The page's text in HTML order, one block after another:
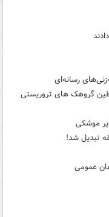
رسانه‌ای
موشکی
تبدیل شد!